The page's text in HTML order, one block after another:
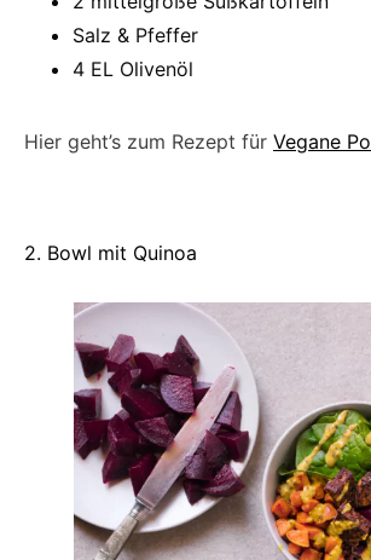
Salz & Pfeffer
4 EL Olivenöl
Hier geht’s zum Rezept für Vegane
2. Bowl mit Quinoa